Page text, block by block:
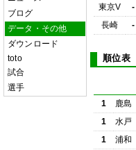
ブログ
データ・その他
ダウンロード
toto
試合
選手
東京V
-
長崎
-
順位表
1 鹿島
1
水戸
1
浦和